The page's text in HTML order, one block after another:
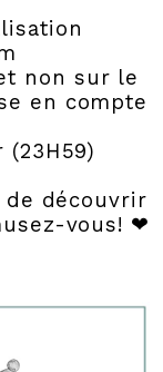
et non sur le
en compte
de découvrir
vous! ❤